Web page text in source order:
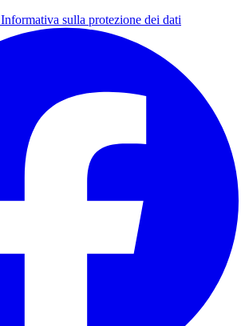
Informativa sulla protezione dei dati